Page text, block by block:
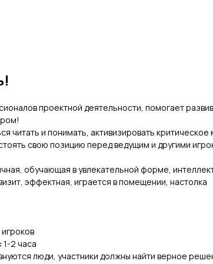
проектной деятельности, помогает
читать и понимать, активизировать
свою позицию перед ведущим и другими
обучающая в увлекательной форме,
эффектная, играется в помещении, настолка
1-2 часа
люди, участники должны найти верное